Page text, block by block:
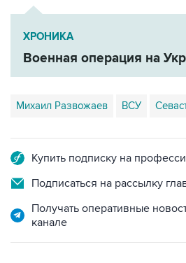
ХРОНИКА
Военная операция на
Михаил Развожаев ВСУ
Купить подписку на
Подписаться на рассылку
Получать оперативные
канале